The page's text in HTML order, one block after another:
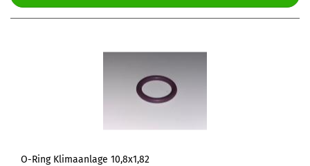
O-Ring Klimaanlage 10,8x1,82